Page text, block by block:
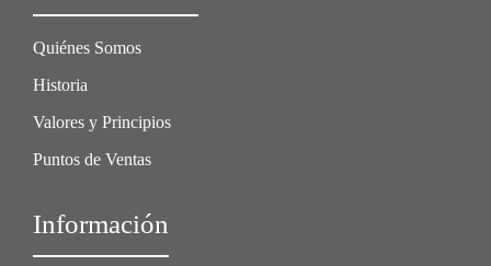
Quiénes Somos
Historia
Valores y Principios
Puntos de Ventas
Información